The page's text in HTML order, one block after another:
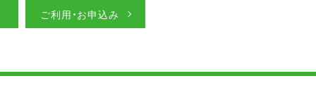
ご利用・お申込み